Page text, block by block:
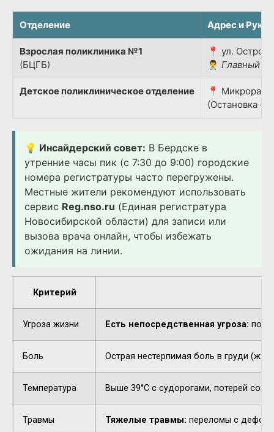
Отделение Адрес и
Взрослая поликлиника №1
(БЦГБ)
📍 ул.
👨‍⚕️ Главный
Детское поликлиническое отделение
📍
(Остановка
💡 Инсайдерский совет: В Бердске в
утренние часы пик (с 7:30 до 9:00) городские
номера регистратуры часто перегружены.
Местные жители рекомендуют использовать
сервис Reg.nso.ru (Единая регистратура
Новосибирской области) для записи или
вызова врача онлайн, чтобы избежать
ожидания на линии.
Критерий
Угроза жизни Есть непосредственная угроза:
Боль Острая нестерпимая боль в груди
Температура Выше 39°C с судорогами, потерей
Травмы Тяжелые травмы: переломы с